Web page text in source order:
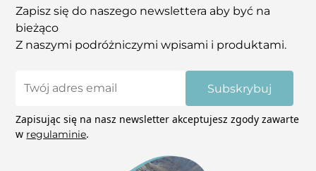
Zapisz się do naszego newslettera aby być na
bieżąco
Z naszymi podróżniczymi wpisami i produktami.
Subskrybuj
Zapisując się na nasz newsletter akceptujesz zgody zawarte
w regulaminie.